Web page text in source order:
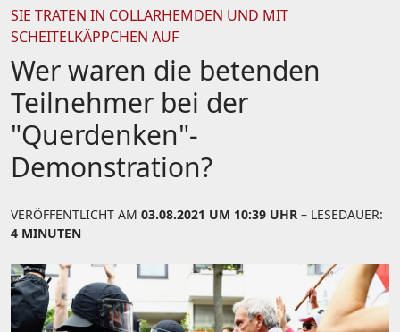
SIE TRATEN IN COLLARHEMDEN UND MIT
SCHEITELKÄPPCHEN AUF
Wer waren die betenden
Teilnehmer bei der
"Querdenken"-
Demonstration?
VERÖFFENTLICHT AM 03.08.2021 UM 10:39 UHR – LESEDAUER:
4 MINUTEN